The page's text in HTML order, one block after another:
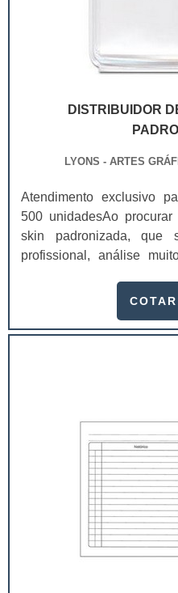
DISTRIBUIDOR
LYONS - ARTES
Atendimento exclusivo
500 unidadesAo
skin padronizada, que
profissional, análise
produto.A busca por
podem assegurar aos